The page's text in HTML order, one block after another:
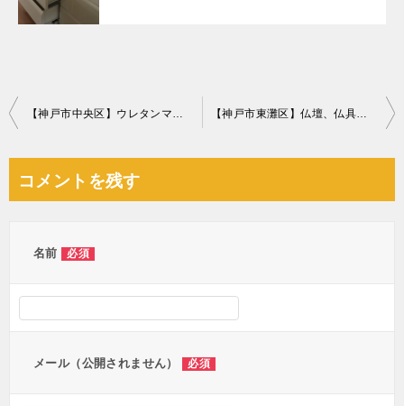
投
ビ
【神戸市中央区】ウレタンマットレスの回収・処分ご依頼 お客様の声 【神戸市東灘区】仏壇、仏具の回収・処分ご依頼 お客様の声
コメントを残す
名前 必須
メール（公開されません） 必須